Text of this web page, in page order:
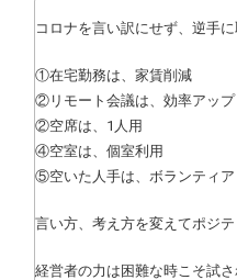
コロナを言い訳にせず、逆手に
①在宅勤務は、家賃削減
②リモート会議は、効率アップ
②空席は、1人用
④空室は、個室利用
⑤空いた人手は、ボランティア
言い方、考え方を変えてポジテ
経営者の力は困難な時こそ試